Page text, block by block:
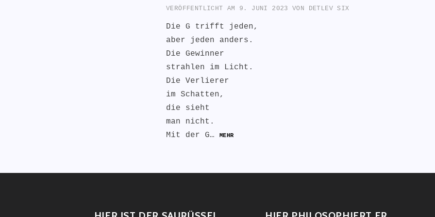
VERÖFFENTLICHT AM 9. JUNI 2023 VON DETLEV SIX
Die G trifft jeden,
aber jeden anders.
Die Gewinner
strahlen im Licht.
Die Verlierer
im Schatten,
die sieht
man nicht.
Mit der G…
MEHR